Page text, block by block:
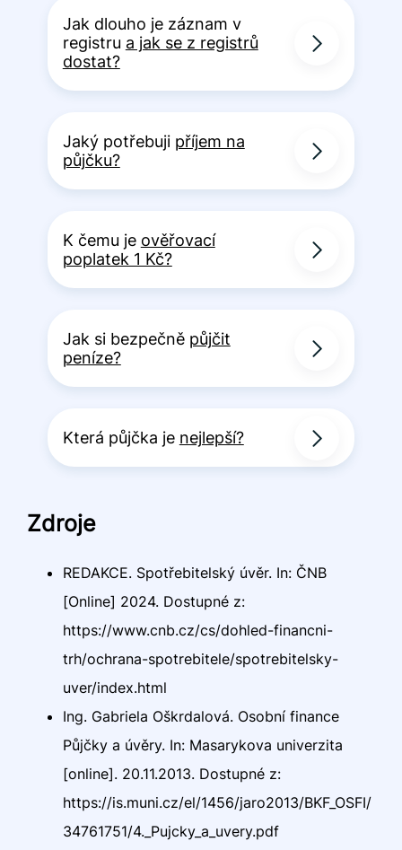
Jak dlouho je záznam v
registru a jak se z registrů
dostat?
Jaký potřebuji příjem na
půjčku?
K čemu je ověřovací
poplatek 1 Kč?
Jak si bezpečně půjčit
peníze?
Která půjčka je nejlepší?
Zdroje
REDAKCE. Spotřebitelský úvěr. In: ČNB
[Online] 2024. Dostupné z:
https://www.cnb.cz/cs/dohled-financni-
trh/ochrana-spotrebitele/spotrebitelsky-
uver/index.html
Ing. Gabriela Oškrdalová. Osobní finance
Půjčky a úvěry. In: Masarykova univerzita
[online]. 20.11.2013. Dostupné z:
https://is.muni.cz/el/1456/jaro2013/BKF_OSFI/
34761751/4._Pujcky_a_uvery.pdf